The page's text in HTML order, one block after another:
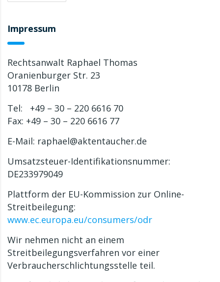
Impressum
Rechtsanwalt Raphael Thomas
Oranienburger Str. 23
10178 Berlin
Tel: +49 – 30 – 220 6616 70
Fax: +49 – 30 – 220 6616 77
E-Mail: raphael@aktentaucher.de
Umsatzsteuer-Identifikationsnummer:
DE233979049
Plattform der EU-Kommission zur Online-
Streitbeilegung:
www.ec.europa.eu/consumers/odr
Wir nehmen nicht an einem
Streitbeilegungsverfahren vor einer
Verbraucherschlichtungsstelle teil.